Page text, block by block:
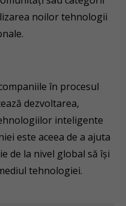
noilor tehnologii
în procesul
dezvoltarea,
inteligente
este aceea de a ajuta
de la nivel global să își
tehnologiei.